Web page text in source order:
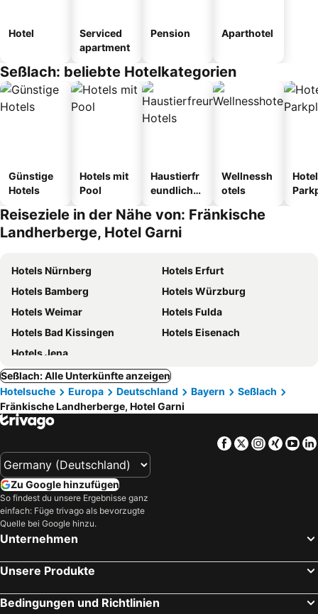
Hotel
Serviced
apartment
Pension Aparthotel
Seßlach: beliebte Hotelkategorien
Günstige
Hotels
Hotels mit
Pool
Haustierfr
eundliche
Wellnessh
otels
Reiseziele in der Nähe von: Fränkische
Landherberge, Hotel Garni
Hotels Nürnberg
Hotels Erfurt
Hotels Bamberg
Hotels Würzburg
Hotels Weimar
Hotels Fulda
Hotels Bad Kissingen
Hotels Eisenach
Hotels Jena
Seßlach: Alle Unterkünfte anzeigen
Hotelsuche
Europa Deutschland Bayern
Seßlach
Fränkische Landherberge, Hotel Garni
Facebook
TwitterXing
Zu Google hinzufügen
So findest du unsere Ergebnisse ganz
einfach: Füge trivago als bevorzugte
Quelle bei Google hinzu.
Unternehmen
Unsere Produkte
Bedingungen und Richtlinien